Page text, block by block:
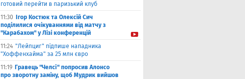
готовий перейти в паризький клуб
11:30
Ігор Костюк та Олексій Сич
поділилися очікуваннями від матчу з
"Карабахом" у Лізі конференцій
11:24 "Лейпциг" підпише нападника
"Хоффенхайма" за 25 млн євро
11:19 Гравець "Челсі" попросив Алонсо
про зворотну заміну, щоб Мудрик вийшов